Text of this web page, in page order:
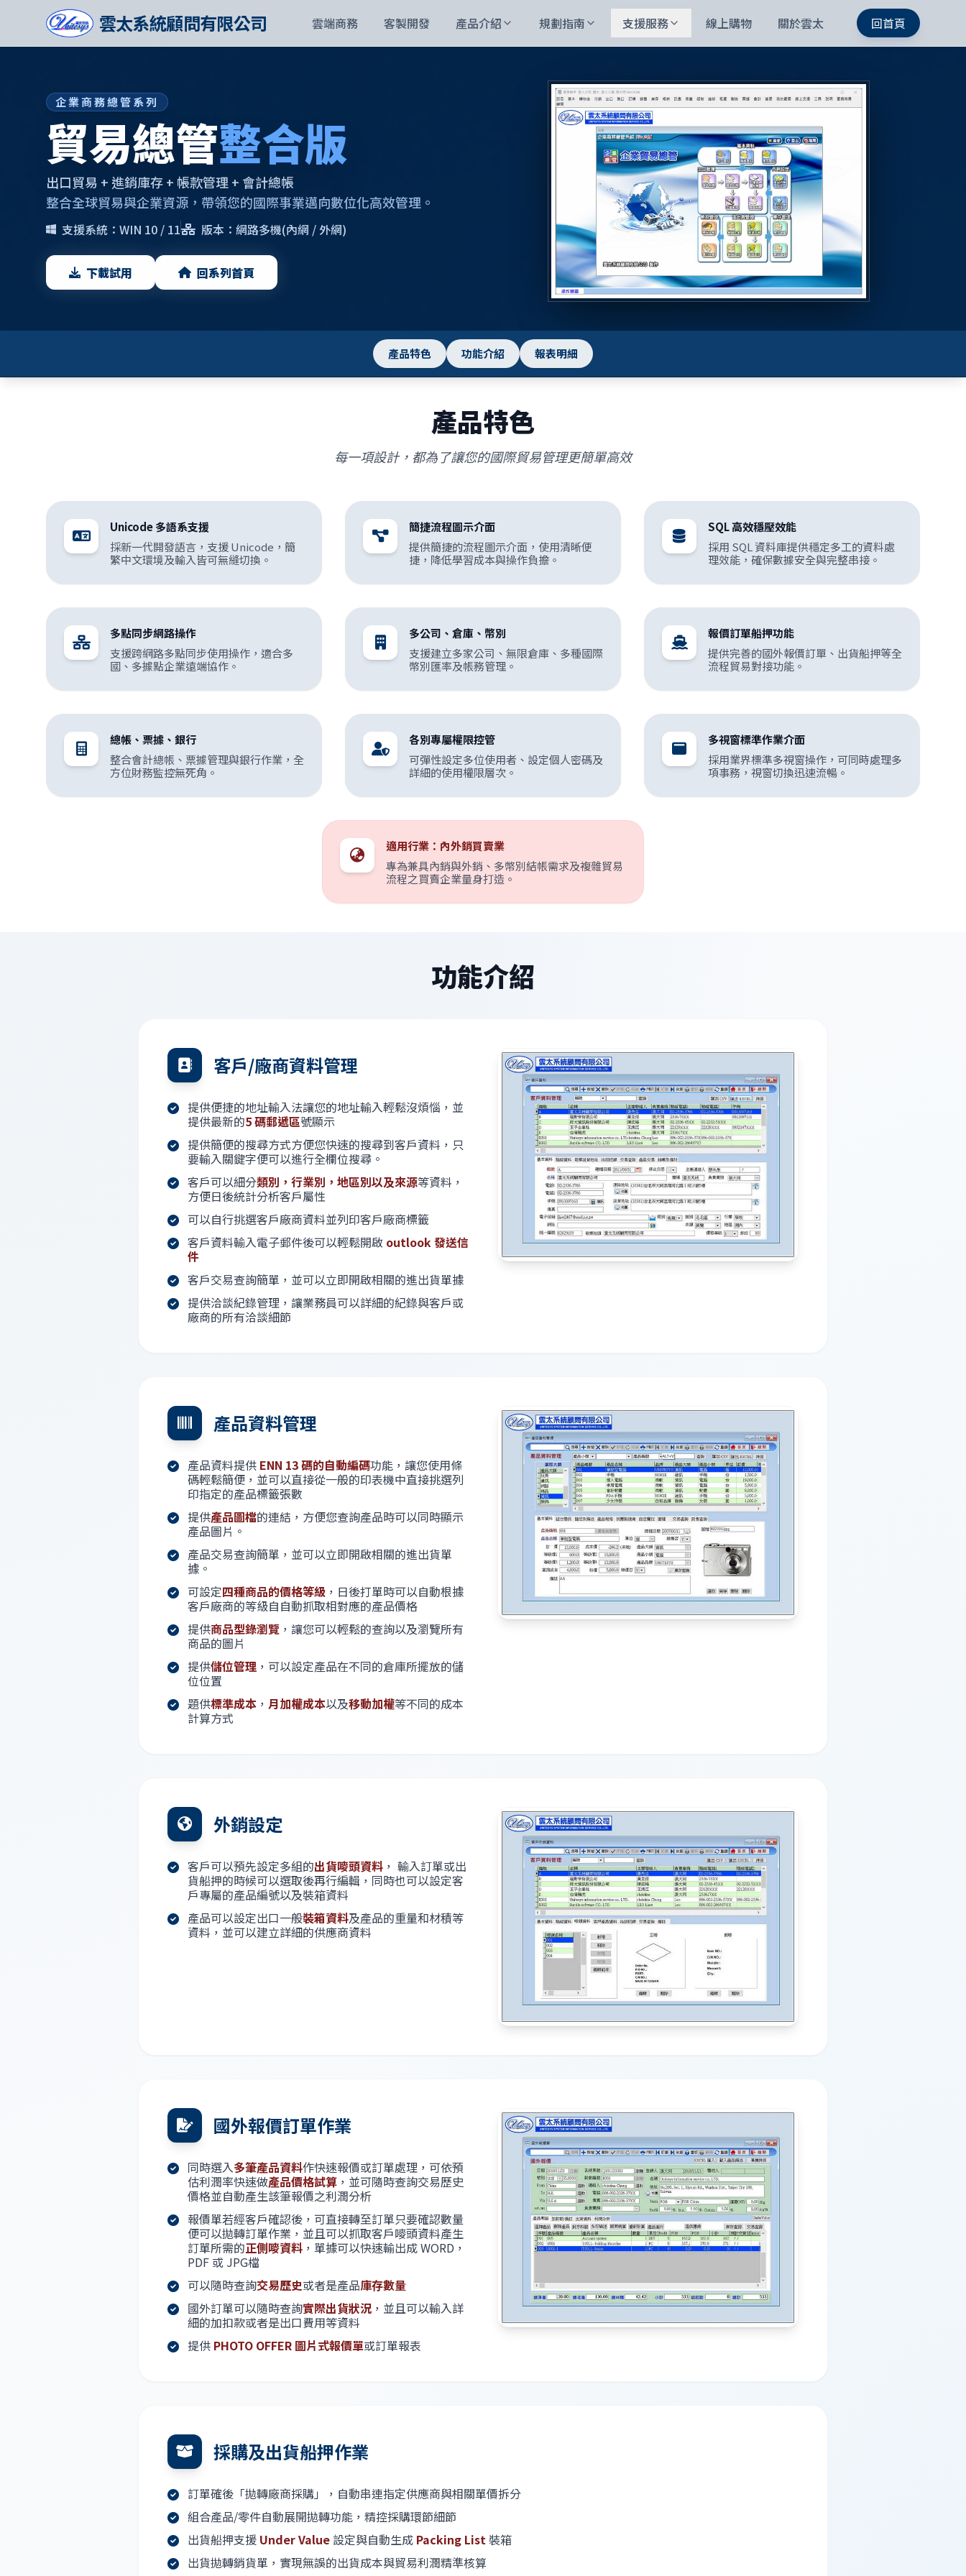
雲太系統顧問有限公司 雲端商務 客製開發 產品介紹 規劃指南 支援服務 線上購物 關於雲太 回首頁
企業商務總管系列
貿易總管整合版
出口貿易 + 進銷庫存 + 帳款管理 + 會計總帳
整合全球貿易與企業資源，帶領您的國際事業邁向數位化高效管理。
支援系統：WIN 10 / 11 版本：網路多機(內網 / 外網)
下載試用 回系列首頁
產品特色 功能介紹 報表明細
產品特色
每一項設計，都為了讓您的國際貿易管理更簡單高效
Unicode 多語系支援
採新一代開發語言，支援 Unicode，簡
繁中文環境及輸入皆可無縫切換。
簡捷流程圖示介面
提供簡捷的流程圖示介面，使用清晰便
捷，降低學習成本與操作負擔。
SQL 高效穩壓效能
採用 SQL 資料庫提供穩定多工的資料處
理效能，確保數據安全與完整串接。
多點同步網路操作
支援跨網路多點同步使用操作，適合多
國、多據點企業遠端協作。
多公司、倉庫、幣別
支援建立多家公司、無限倉庫、多種國際
幣別匯率及帳務管理。
報價訂單船押功能
提供完善的國外報價訂單、出貨船押等全
流程貿易對接功能。
總帳、票據、銀行
整合會計總帳、票據管理與銀行作業，全
方位財務監控無死角。
各別專屬權限控管
可彈性設定多位使用者、設定個人密碼及
詳細的使用權限層次。
多視窗標準作業介面
採用業界標準多視窗操作，可同時處理多
項事務，視窗切換迅速流暢。
適用行業：內外銷買賣業
專為兼具內銷與外銷、多幣別結帳需求及複雜貿易
流程之買賣企業量身打造。
功能介紹
客戶/廠商資料管理
提供便捷的地址輸入法讓您的地址輸入輕鬆沒煩惱，並
提供最新的5 碼郵遞區號顯示
提供簡便的搜尋方式方便您快速的搜尋到客戶資料，只
要輸入關鍵字便可以進行全欄位搜尋。
客戶可以細分類別，行業別，地區別以及來源等資料，
方便日後統計分析客戶屬性
可以自行挑選客戶廠商資料並列印客戶廠商標籤
客戶資料輸入電子郵件後可以輕鬆開啟 outlook 發送信
件
客戶交易查詢簡單，並可以立即開啟相關的進出貨單據
提供洽談紀錄管理，讓業務員可以詳細的紀錄與客戶或
廠商的所有洽談細節
產品資料管理
產品資料提供 ENN 13 碼的自動編碼功能，讓您使用條
碼輕鬆簡便，並可以直接從一般的印表機中直接挑選列
印指定的產品標籤張數
提供產品圖檔的連結，方便您查詢產品時可以同時顯示
產品圖片。
產品交易查詢簡單，並可以立即開啟相關的進出貨單
據。
可設定四種商品的價格等級 ，日後打單時可以自動根據
客戶廠商的等級自自動抓取相對應的產品價格
提供商品型錄瀏覽 ，讓您可以輕鬆的查詢以及瀏覽所有
商品的圖片
提供儲位管理 ，可以設定產品在不同的倉庫所擺放的儲
位位置
題供標準成本 ， 月加權成本以及移動加權等不同的成本
計算方式
外銷設定
客戶可以預先設定多組的出貨嘜頭資料 ， 輸入訂單或出
貨船押的時候可以選取後再行編輯，同時也可以設定客
戶專屬的產品編號以及裝箱資料
產品可以設定出口一般裝箱資料及產品的重量和材積等
資料，並可以建立詳細的供應商資料
國外報價訂單作業
同時選入多筆產品資料作快速報價或訂單處理，可依預
估利潤率快速做產品價格試算 ，並可隨時查詢交易歷史
價格並自動產生該筆報價之利潤分析
報價單若經客戶確認後，可直接轉至訂單只要確認數量
便可以拋轉訂單作業，並且可以抓取客戶嘜頭資料產生
訂單所需的正側嘜資料 ，單據可以快速輸出成 WORD，
PDF 或 JPG檔
可以隨時查詢交易歷史或者是產品庫存數量
國外訂單可以隨時查詢實際出貨狀況 ，並且可以輸入詳
細的加扣款或者是出口費用等資料
提供 PHOTO OFFER 圖片式報價單或訂單報表
採購及出貨船押作業
訂單確後「拋轉廠商採購」，自動串連指定供應商與相關單價拆分
組合產品/零件自動展開拋轉功能，精控採購環節細節
出貨船押支援 Under Value 設定與自動生成 Packing List裝箱
出貨拋轉銷貨單，實現無誤的出貨成本與貿易利潤精準核算